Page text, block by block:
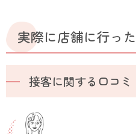
実際に店舗に行っ
接客に関する口コミ